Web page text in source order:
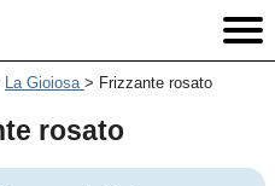
La Gioiosa > Frizzante rosato
rosato